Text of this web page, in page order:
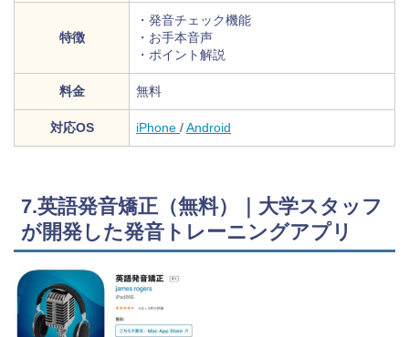
特徴
・発音チェック機能
・お手本音声
・ポイント解説
料金 無料
対応OS iPhone /Android
7.英語発音矯正（無料）｜大学スタッフ
が開発した発音トレーニングアプリ